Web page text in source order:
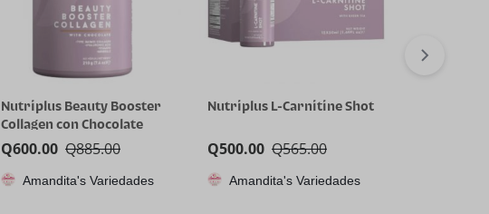
Nutriplus Beauty Booster
Collagen con Chocolate
Q885.00
Q600.00
Amandita's Variedades
Nutriplus L-Carnitine Shot
Q565.00
Q500.00
Amandita's Variedades